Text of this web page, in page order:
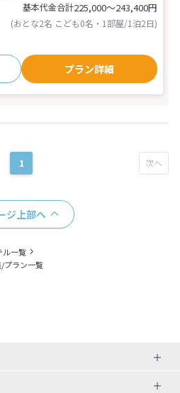
基本代金合計225,000〜243,400円
(おとな2名 こども0名・1部屋/1泊2日)
プラン詳細
1
ジ上部へ
ル一覧
プラン一覧